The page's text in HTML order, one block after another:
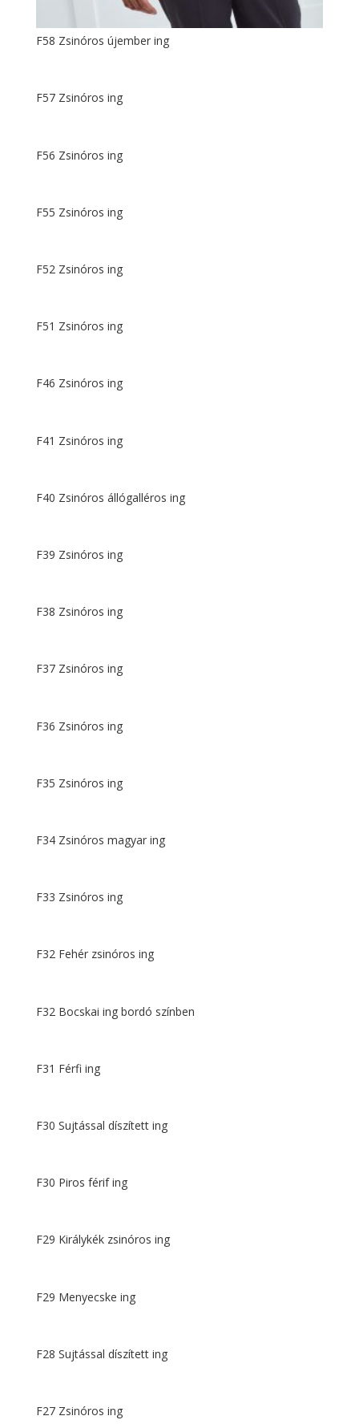
F58 Zsinóros újember ing
F57 Zsinóros ing
F56 Zsinóros ing
F55 Zsinóros ing
F52 Zsinóros ing
F51 Zsinóros ing
F46 Zsinóros ing
F41 Zsinóros ing
F40 Zsinóros állógalléros ing
F39 Zsinóros ing
F38 Zsinóros ing
F37 Zsinóros ing
F36 Zsinóros ing
F35 Zsinóros ing
F34 Zsinóros magyar ing
F33 Zsinóros ing
F32 Fehér zsinóros ing
F32 Bocskai ing bordó színben
F31 Férfi ing
F30 Sujtással díszített ing
F30 Piros férif ing
F29 Királykék zsinóros ing
F29 Menyecske ing
F28 Sujtással díszített ing
F27 Zsinóros ing